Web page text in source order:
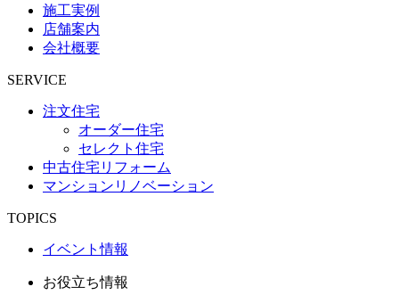
施工実例
店舗案内
会社概要
SERVICE
注文住宅
オーダー住宅
セレクト住宅
中古住宅リフォーム
マンションリノベーション
TOPICS
イベント情報
お役立ち情報